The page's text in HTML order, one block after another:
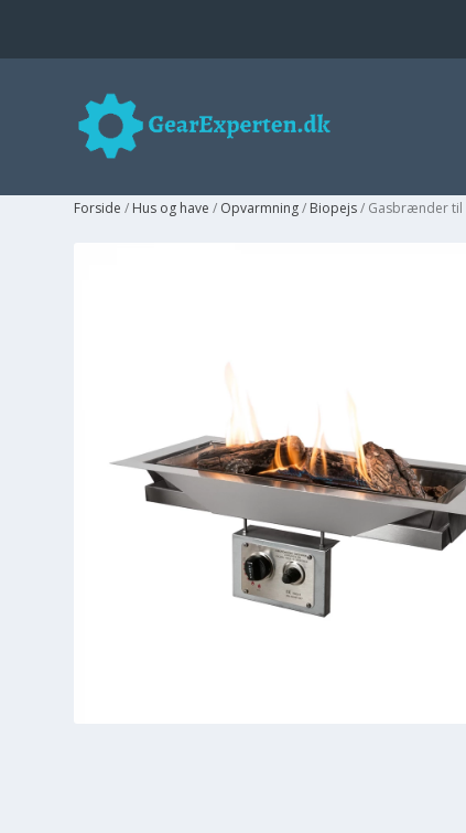
Forside / Hus og have / Opvarmning/ Biopejs/ Gasbrænder til